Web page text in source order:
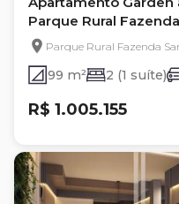
Parque Rural
quartos, com 99 m²
Parque Rural Fazenda
99 m² 2 (1 suíte)
R$ 1.005.155